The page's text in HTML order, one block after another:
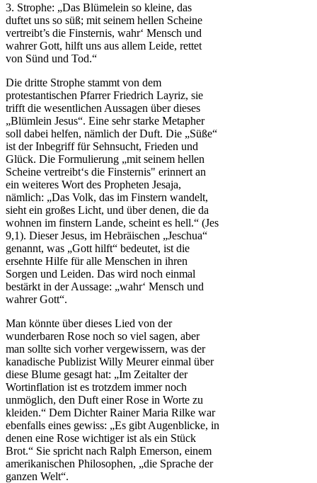
3. Strophe: „Das Blümelein so kleine, das
duftet uns so süß; mit seinem hellen Scheine
vertreibt’s die Finsternis, wahr‘ Mensch und
wahrer Gott, hilft uns aus allem Leide, rettet
von Sünd und Tod.“
Die dritte Strophe stammt von dem
protestantischen Pfarrer Friedrich Layriz, sie
trifft die wesentlichen Aussagen über dieses
„Blümlein Jesus“. Eine sehr starke Metapher
soll dabei helfen, nämlich der Duft. Die „Süße“
ist der Inbegriff für Sehnsucht, Frieden und
Glück. Die Formulierung „mit seinem hellen
Scheine vertreibt‘s die Finsternis" erinnert an
ein weiteres Wort des Propheten Jesaja,
nämlich: „Das Volk, das im Finstern wandelt,
sieht ein großes Licht, und über denen, die da
wohnen im finstern Lande, scheint es hell.“ (Jes
9,1). Dieser Jesus, im Hebräischen „Jeschua“
genannt, was „Gott hilft“ bedeutet, ist die
ersehnte Hilfe für alle Menschen in ihren
Sorgen und Leiden. Das wird noch einmal
bestärkt in der Aussage: „wahr‘ Mensch und
wahrer Gott“.
Man könnte über dieses Lied von der
wunderbaren Rose noch so viel sagen, aber
man sollte sich vorher vergewissern, was der
kanadische Publizist Willy Meurer einmal über
diese Blume gesagt hat: „Im Zeitalter der
Wortinflation ist es trotzdem immer noch
unmöglich, den Duft einer Rose in Worte zu
kleiden.“ Dem Dichter Rainer Maria Rilke war
ebenfalls eines gewiss: „Es gibt Augenblicke, in
denen eine Rose wichtiger ist als ein Stück
Brot.“ Sie spricht nach Ralph Emerson, einem
amerikanischen Philosophen, „die Sprache der
ganzen Welt“.